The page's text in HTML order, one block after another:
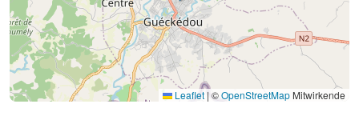
Leaflet | ©OpenStreetMap Mitwirkende